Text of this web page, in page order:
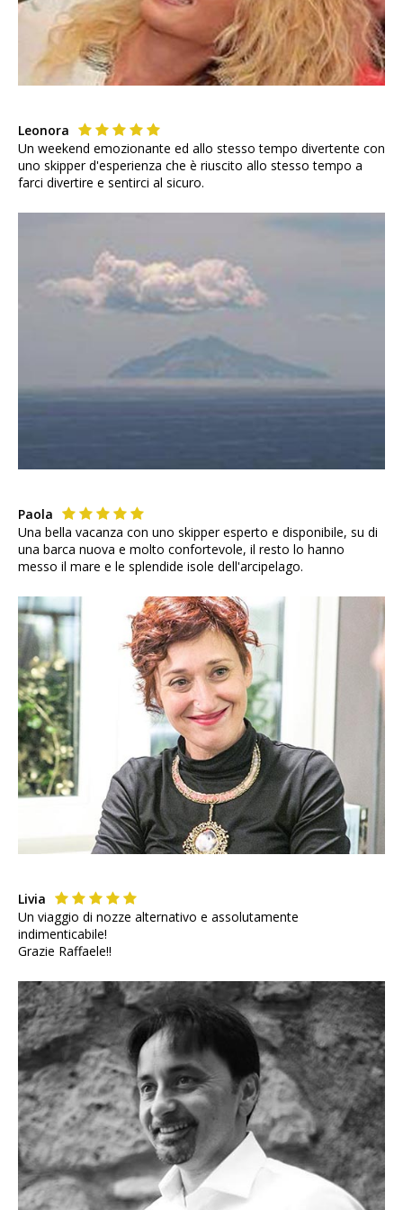
Leonora
Un weekend emozionante ed allo stesso tempo divertente con
uno skipper d'esperienza che è riuscito allo stesso tempo a
farci divertire e sentirci al sicuro.
Paola
Una bella vacanza con uno skipper esperto e disponibile, su di
una barca nuova e molto confortevole, il resto lo hanno
messo il mare e le splendide isole dell'arcipelago.
Livia
Un viaggio di nozze alternativo e assolutamente
indimenticabile!
Grazie Raffaele!!